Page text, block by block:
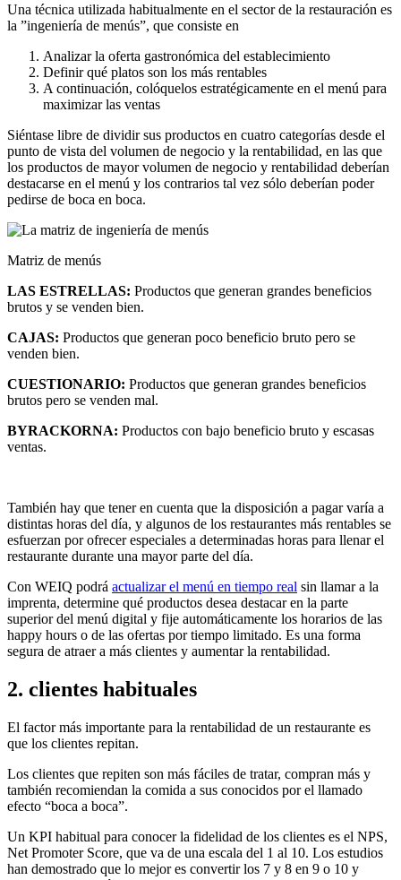
Una técnica utilizada habitualmente en el sector de la restauración es
la ”ingeniería de menús”, que consiste en
Analizar la oferta gastronómica del establecimiento
Definir qué platos son los más rentables
A continuación, colóquelos estratégicamente en el menú para
maximizar las ventas
Siéntase libre de dividir sus productos en cuatro categorías desde el
punto de vista del volumen de negocio y la rentabilidad, en las que
los productos de mayor volumen de negocio y rentabilidad deberían
destacarse en el menú y los contrarios tal vez sólo deberían poder
pedirse de boca en boca.
Matriz de menús
LAS ESTRELLAS: Productos que generan grandes beneficios
brutos y se venden bien.
CAJAS: Productos que generan poco beneficio bruto pero se
venden bien.
CUESTIONARIO: Productos que generan grandes beneficios
brutos pero se venden mal.
BYRACKORNA: Productos con bajo beneficio bruto y escasas
ventas.
También hay que tener en cuenta que la disposición a pagar varía a
distintas horas del día, y algunos de los restaurantes más rentables se
esfuerzan por ofrecer especiales a determinadas horas para llenar el
restaurante durante una mayor parte del día.
Con WEIQ podrá actualizar el menú en tiempo real sin llamar a la
imprenta, determine qué productos desea destacar en la parte
superior del menú digital y fije automáticamente los horarios de las
happy hours o de las ofertas por tiempo limitado. Es una forma
segura de atraer a más clientes y aumentar la rentabilidad.
2. clientes habituales
El factor más importante para la rentabilidad de un restaurante es
que los clientes repitan.
Los clientes que repiten son más fáciles de tratar, compran más y
también recomiendan la comida a sus conocidos por el llamado
efecto “boca a boca”.
Un KPI habitual para conocer la fidelidad de los clientes es el NPS,
Net Promoter Score, que va de una escala del 1 al 10. Los estudios
han demostrado que lo mejor es convertir los 7 y 8 en 9 o 10 y